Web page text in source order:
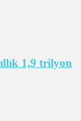
1,9 trilyon